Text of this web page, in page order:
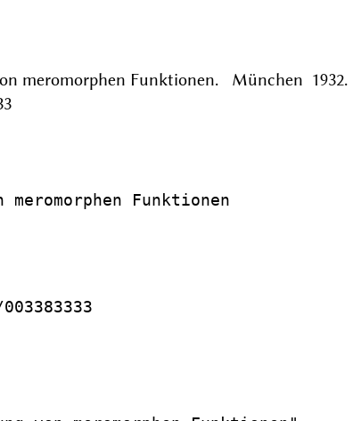
meromorphen Funktionen. München
Funktionen